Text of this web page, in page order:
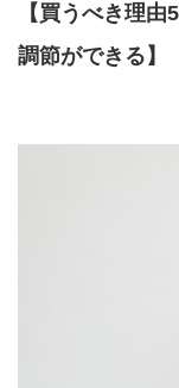
【買うべき理
調節ができる】